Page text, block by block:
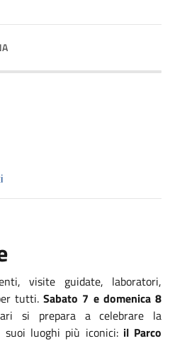
visite guidate, laboratori,
tutti.Sabato 7 e domenica 8
si prepara a celebrare la
luoghi più iconici:il Parco